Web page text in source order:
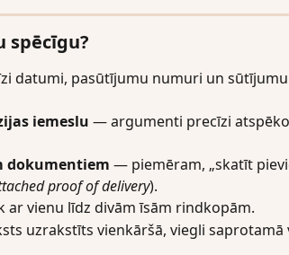
spēcīgu?
datumi, pasūtījumu numuri un sūtījumu
iemeslu — argumenti precīzi
dokumentiem — piemēram, „skatīt
proof of delivery).
vienu līdz divām īsām rindkopām.
uzrakstīts vienkāršā, viegli saprotamā